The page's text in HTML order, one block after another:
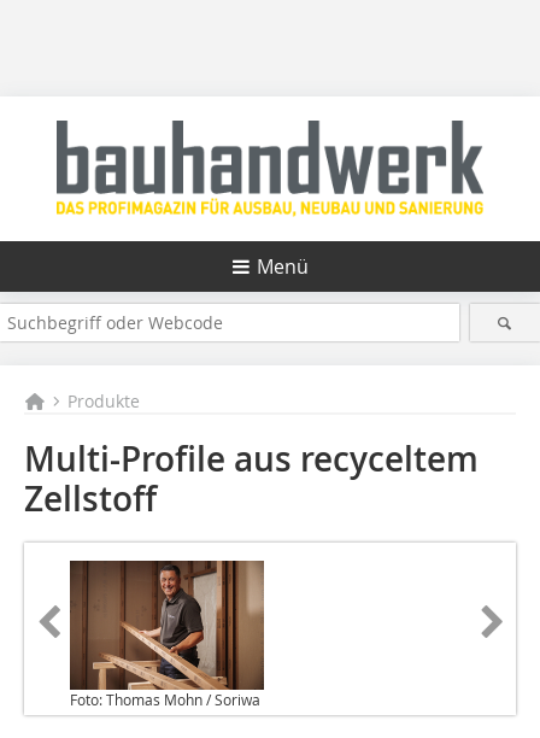
Menü
Produkte
Multi-Profile aus recyceltem
Zellstoff
Foto: Thomas Mohn / Soriwa